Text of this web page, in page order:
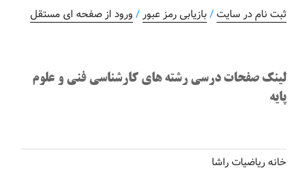
ثبت نام در سایت/ بازیابی رمز عبور/ ورود از صفحه ای مستقل
لینک صفحات درسی رشته های کارشناسی فنی و علوم
پایه
خانه ریاضیات راشا